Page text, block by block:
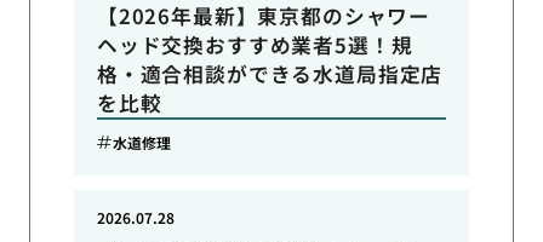
【2026年最新】東京都のシャワー
ヘッド交換おすすめ業者5選！規
格・適合相談ができる水道局指定店
を比較
水道修理
2026.07.28